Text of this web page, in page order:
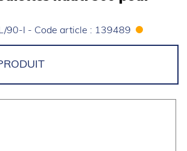
90-I - Code article : 139489